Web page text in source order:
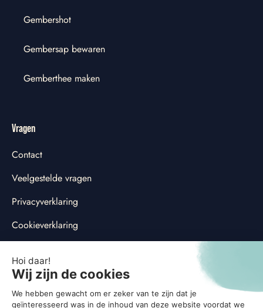
Gembershot
Gembersap bewaren
Gemberthee maken
Vragen
Contact
Veelgestelde vragen
Privacyverklaring
Cookieverklaring
Social